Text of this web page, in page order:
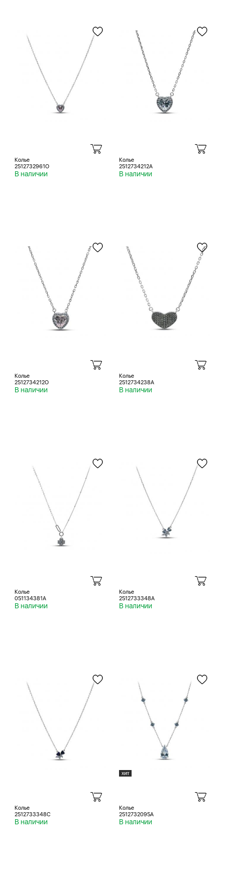
Колье
2512732961O
В наличии
Колье
2512734212A
В наличии
Колье
2512734212O
В наличии
Колье
2512734238A
В наличии
Колье
051134381A
В наличии
Колье
2512733348A
В наличии
Колье
2512733348C
В наличии
Колье
2512732095A
В наличии